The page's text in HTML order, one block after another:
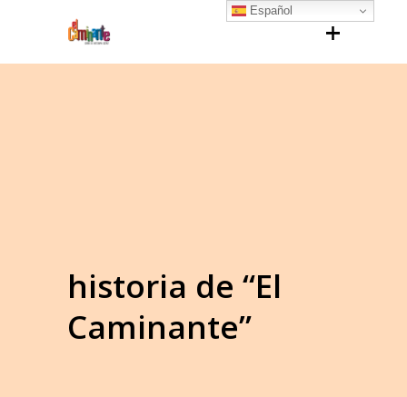
historia de “El
Caminante”
Español